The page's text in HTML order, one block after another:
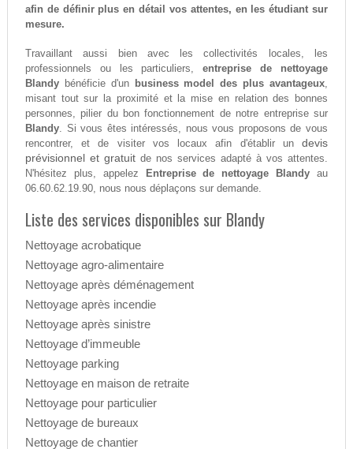
afin de définir plus en détail vos attentes, en les étudiant sur
mesure.
Travaillant aussi bien avec les collectivités locales, les
professionnels ou les particuliers,entreprise de nettoyage
Blandybénéficie d'un business model des plus avantageux,
misant tout sur la proximité et la mise en relation des bonnes
personnes, pilier du bon fonctionnement de notre entreprise sur
Blandy. Si vous êtes intéressés, nous vous proposons de vous
rencontrer, et de visiter vos locaux afin d'établir undevis
prévisionnel et gratuitde nos services adapté à vos attentes.
N'hésitez plus, appelez
Entreprise de nettoyage Blandy au
06.60.62.19.90, nous nous déplaçons sur demande.
Liste des services disponibles sur Blandy
Nettoyage acrobatique
Nettoyage agro-alimentaire
Nettoyage après déménagement
Nettoyage après incendie
Nettoyage après sinistre
Nettoyage d’immeuble
Nettoyage parking
Nettoyage en maison de retraite
Nettoyage pour particulier
Nettoyage de bureaux
Nettoyage de chantier